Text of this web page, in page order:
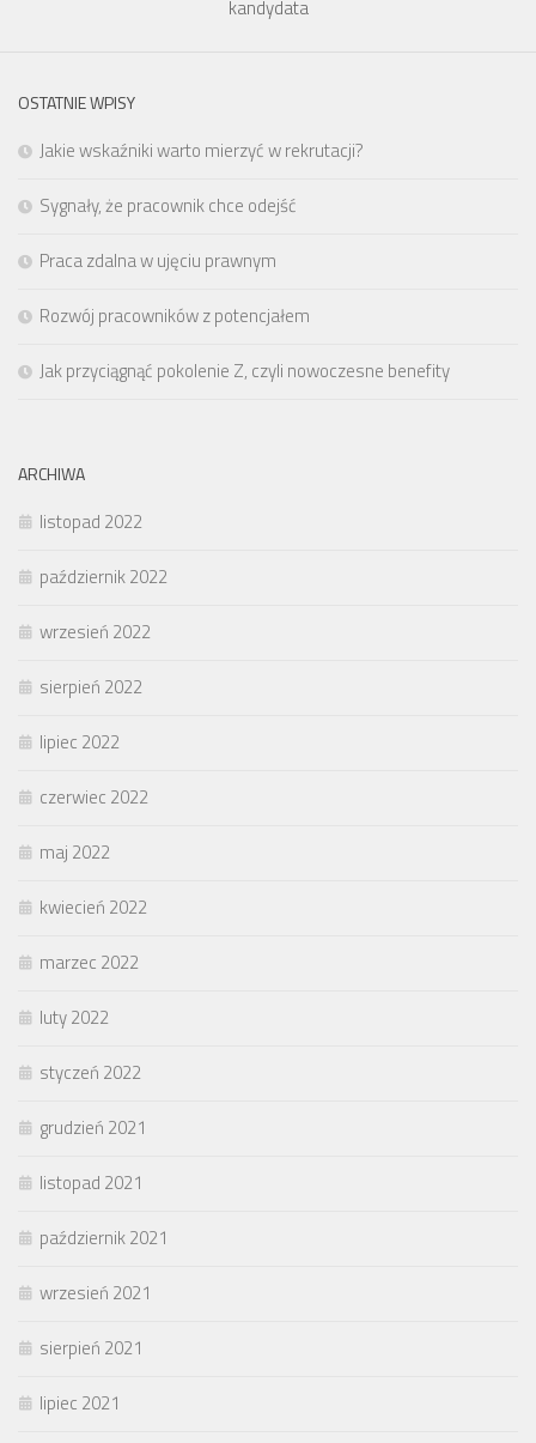
kandydata
OSTATNIE WPISY
Jakie wskaźniki warto mierzyć w rekrutacji?
Sygnały, że pracownik chce odejść
Praca zdalna w ujęciu prawnym
Rozwój pracowników z potencjałem
Jak przyciągnąć pokolenie Z, czyli nowoczesne benefity
ARCHIWA
listopad 2022
październik 2022
wrzesień 2022
sierpień 2022
lipiec 2022
czerwiec 2022
maj 2022
kwiecień 2022
marzec 2022
luty 2022
styczeń 2022
grudzień 2021
listopad 2021
październik 2021
wrzesień 2021
sierpień 2021
lipiec 2021